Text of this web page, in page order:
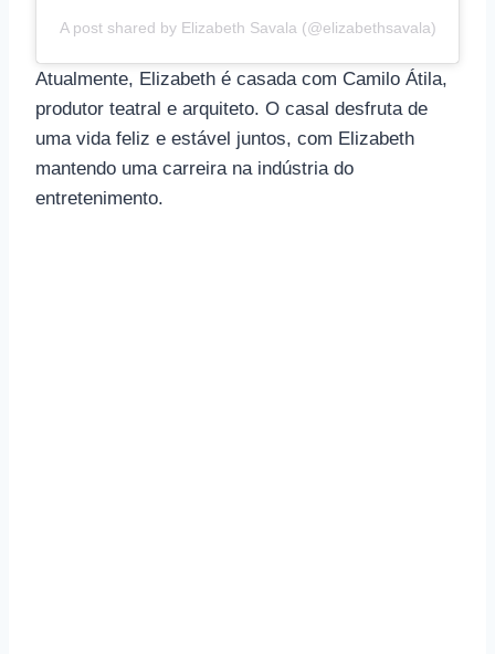
A post shared by Elizabeth Savala (@elizabethsavala)
Atualmente, Elizabeth é casada com Camilo Átila,
produtor teatral e arquiteto. O casal desfruta de
uma vida feliz e estável juntos, com Elizabeth
mantendo uma carreira na indústria do
entretenimento.